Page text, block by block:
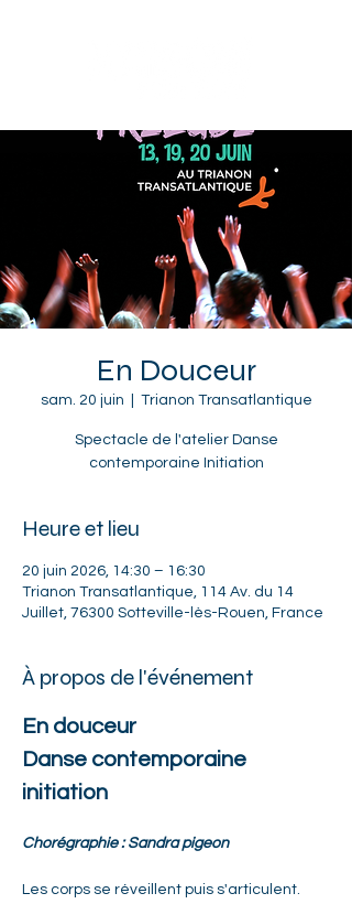
En Douceur
sam. 20 juin Trianon Transatlantique
Spectacle de l'atelier Danse
contemporaine Initiation
Heure et lieu
20 juin 2026, 14:30 – 16:30
Trianon Transatlantique, 114 Av. du 14
Juillet, 76300 Sotteville-lès-Rouen, France
À propos de l'événement
En douceur
Danse contemporaine
initiation
Chorégraphie : Sandra pigeon
Les corps se réveillent puis s'articulent.